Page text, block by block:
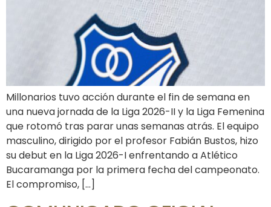
Millonarios tuvo acción durante el fin de semana en
una nueva jornada de la Liga 2026-II y la Liga Femenina
que rotomó tras parar unas semanas atrás. El equipo
masculino, dirigido por el profesor Fabián Bustos, hizo
su debut en la Liga 2026-I enfrentando a Atlético
Bucaramanga por la primera fecha del campeonato.
El compromiso, […]